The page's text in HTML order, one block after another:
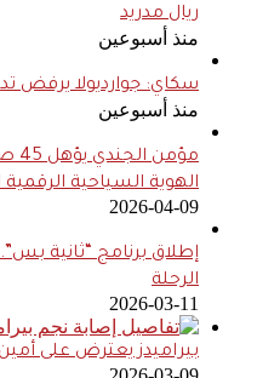
ريال مدريد
منذ أسبوعين
سكاي: جوارديولا يرفض
منذ أسبوعين
الهوية السياحية
2026-04-09
إطلاق برنامج “ثانية
الرحلة
2026-03-11
بيراميدز يعترض على